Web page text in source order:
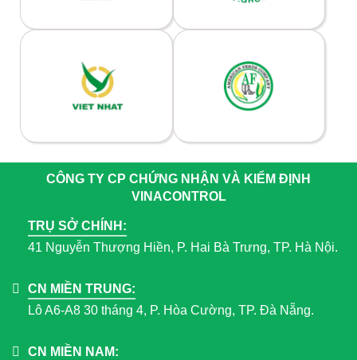
CÔNG TY CP CHỨNG NHẬN VÀ KIỂM ĐỊNH
VINACONTROL
TRỤ SỞ CHÍNH:
41 Nguyễn Thượng Hiền, P. Hai Bà Trưng, TP. Hà Nội.
CN MIỀN TRUNG:
Lô A6-A8 30 tháng 4, P. Hòa Cường, TP. Đà Nẵng.
CN MIỀN NAM: